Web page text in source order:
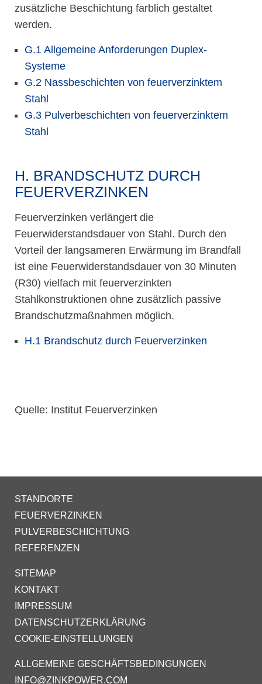
zusätzliche Beschichtung farblich gestaltet
werden.
G.1 Allgemeine Anforderungen Duplex-
Systeme
G.2 Nassbeschichten von feuerverzinktem
Stahl
G.3 Pulverbeschichten von feuerverzinktem
Stahl
H. BRANDSCHUTZ DURCH
FEUERVERZINKEN
Feuerverzinken verlängert die
Feuerwiderstandsdauer von Stahl. Durch den
Vorteil der langsameren Erwärmung im Brandfall
ist eine Feuerwiderstandsdauer von 30 Minuten
(R30) vielfach mit feuerverzinkten
Stahlkonstruktionen ohne zusätzlich passive
Brandschutzmaßnahmen möglich.
H.1 Brandschutz durch Feuerverzinken
Quelle: Institut Feuerverzinken
STANDORTE
FEUERVERZINKEN
PULVERBESCHICHTUNG
REFERENZEN
SITEMAP
KONTAKT
IMPRESSUM
DATENSCHUTZERKLÄRUNG
COOKIE-EINSTELLUNGEN
ALLGEMEINE GESCHÄFTSBEDINGUNGEN
INFO@ZINKPOWER.COM